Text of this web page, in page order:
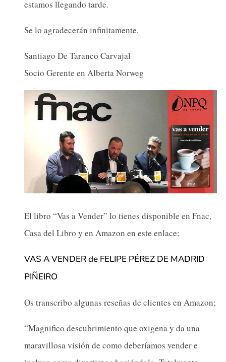
estamos llegando tarde.
Se lo agradecerán infinitamente.
Santiago De Taranco Carvajal
Socio Gerente en Alberta Norweg
El libro “Vas a Vender” lo tienes disponible en Fnac,
Casa del Libro y en Amazon en este enlace;
VAS A VENDER de FELIPE PÉREZ DE MADRID
PIÑEIRO
Os transcribo algunas reseñas de clientes en Amazon;
“Magnifico descubrimiento que oxigena y da una
maravillosa visión de como deberíamos vender e